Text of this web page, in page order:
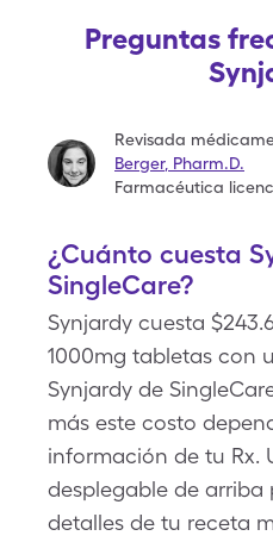
Preguntas
Revisada
Berger, Pharm.D.
Farmacéutica
¿Cuánto cuesta
SingleCare?
Synjardy cuesta
1000mg tabletas con
Synjardy de
más este costo
información de tu Rx.
desplegable de
detalles de tu receta